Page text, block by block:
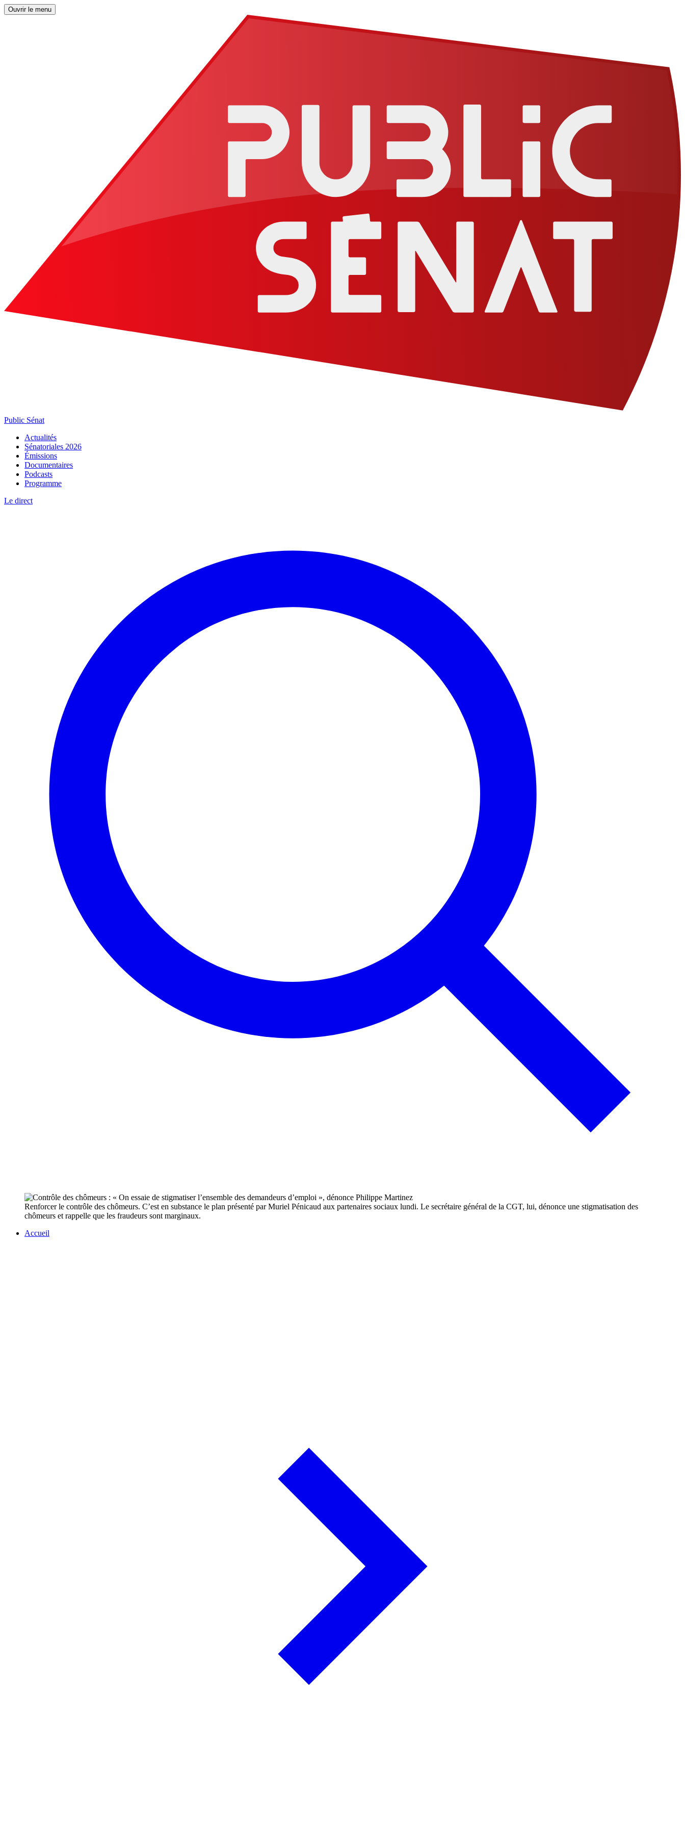
Ouvrir le menu
Public Sénat
Actualités
Sénatoriales 2026
Émissions
Documentaires
Podcasts
Programme
Le direct
Renforcer le contrôle des chômeurs. C’est en substance le plan présenté par Muriel Pénicaud aux partenaires sociaux lundi. Le secrétaire général de la CGT, lui, dénonce une stigmatisation des
chômeurs et rappelle que les fraudeurs sont marginaux.
Accueil